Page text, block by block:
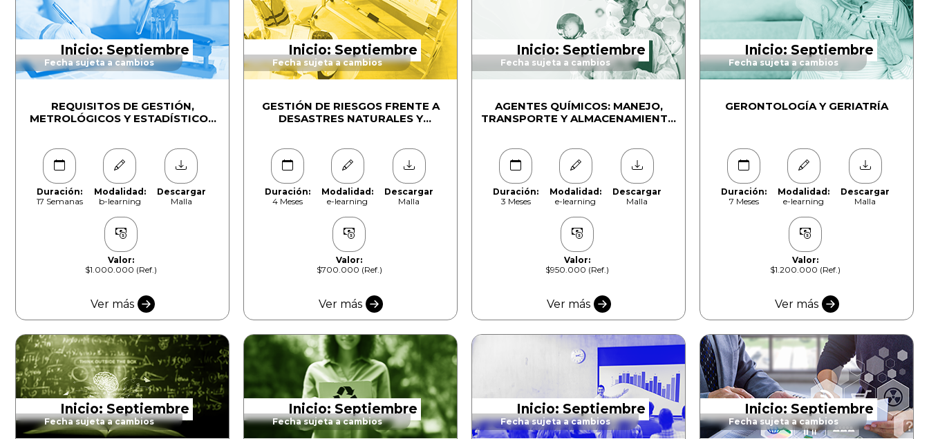
Inicio: Septiembre
Fecha sujeta a cambios
REQUISITOS DE GESTIÓN,
METROLÓGICOS Y ESTADÍSTICOS
Duración:
17 Semanas
Modalidad:
b-learning
Descargar
Malla
Valor:
$1.000.000 (Ref.)
Ver más
Inicio: Septiembre
Fecha sujeta a cambios
GESTIÓN DE RIESGOS FRENTE A
DESASTRES NATURALES Y
Duración:
4 Meses
Modalidad:
e-learning
Descargar
Malla
Valor:
$700.000 (Ref.)
Ver más
Inicio: Septiembre
Fecha sujeta a cambios
AGENTES QUÍMICOS: MANEJO,
TRANSPORTE Y ALMACENAMIENTO
SGA-GHS
Duración:
3 Meses
Modalidad:
e-learning
Descargar
Malla
Valor:
$950.000 (Ref.)
Ver más
Inicio: Septiembre
Fecha sujeta a cambios
GERONTOLOGÍA Y GERIATRÍA
Duración:
7 Meses
Modalidad:
e-learning
Descargar
Malla
Valor:
$1.200.000 (Ref.)
Ver más
Inicio: Septiembre
Fecha sujeta a cambios
Inicio: Septiembre
Fecha sujeta a cambios
Inicio: Septiembre
Fecha sujeta a cambios
Inicio: Septiembre
Fecha sujeta a cambios